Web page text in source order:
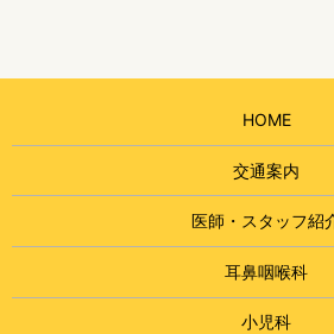
HOME
交通案内
医師・スタッフ紹
耳鼻咽喉科
小児科